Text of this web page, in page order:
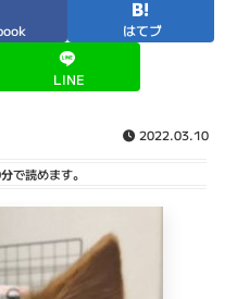
はてブ
LINE
2022.03.10
で読めます。